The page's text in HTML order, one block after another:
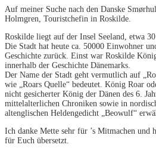
Auf meiner Suche nach den Danske
Holmgren, Touristchefin in Roskilde.
Roskilde liegt auf der Insel Seeland, etwa
Die Stadt hat heute ca. 50000 Einwohner
Geschichte zurück. Einst war Roskilde
innerhalb der Geschichte Dänemarks.
Der Name der Stadt geht vermutlich auf
wie „Roars Quelle“ bedeutet. König Roar
nicht gesicherter König der Dänen des 6.
mittelalterlichen Chroniken sowie in
altenglischen Heldengedicht „Beowulf“
Ich danke Mette sehr für ’s Mitmachen und
für Euch übersetzt.